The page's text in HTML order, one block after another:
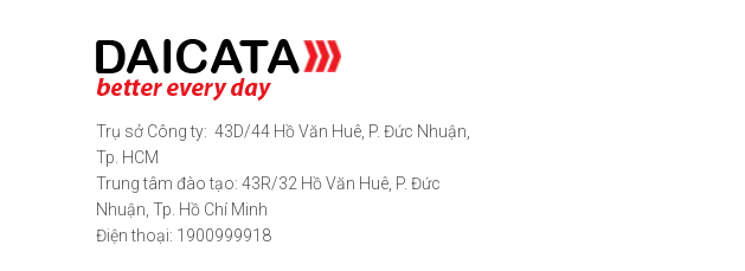
Trụ sở Công ty: 43D/44 Hồ Văn Huê, P. Đức Nhuận,
Tp. HCM
Trung tâm đào tạo: 43R/32 Hồ Văn Huê, P. Đức
Nhuận, Tp. Hồ Chí Minh
Điện thoại: 1900999918